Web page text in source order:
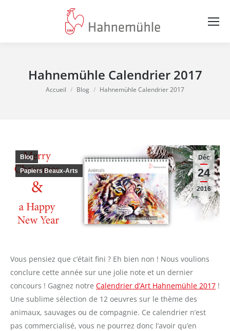
Hahnemühle Calendrier 2017
Vous êtes ici :
Accueil Blog Hahnemühle Calendrier 2017
Déc
24
2016
Blog
Papiers Beaux-Arts
Vous pensiez que c’était fini ? Eh bien non ! Nous voulions
conclure cette année sur une jolie note et un dernier
concours ! Gagnez notre Calendrier d’Art Hahnemühle 2017 !
Une sublime sélection de 12 oeuvres sur le thème des
animaux, sauvages ou de compagnie. Ce calendrier n’est
pas commercialisé, vous ne pourrez donc l’avoir qu’en